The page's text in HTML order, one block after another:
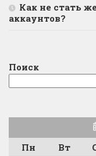
Как не стать
аккаунтов?
Поиск
Пн
Вт